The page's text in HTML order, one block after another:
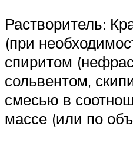
Растворитель:
(при
спиритом
сольвентом,
смесью в
массе (или по